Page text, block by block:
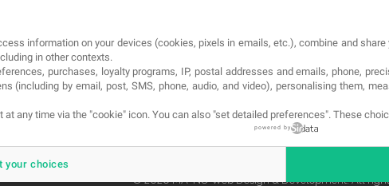
S.L.
Blog
© 2026 MA-NO Web Design & Development. All
information on your devices (cookies, pixels in emails, etc.), combine and
in other contexts.
purchases, loyalty programs, IP, postal addresses and emails, phone,
(including by email, post, SMS, phone, audio, and video), personalising them,
at any time via the "cookie" icon. You can also "set detailed preferences". These
powered by
your choices